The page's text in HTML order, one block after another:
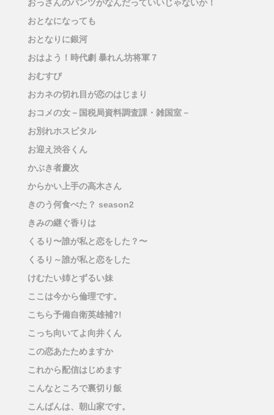
おっさんのパンツがなんだっていいじゃないか！
おとなになっても
おとなりに銀河
おはよう！時代劇 暴れん坊将軍７
おむすび
おカネの切れ目が恋のはじまり
おコメの女－国税局資料調査課・雑国室－
お別れホスピタル
お迎え渋谷くん
かぶき者慶次
からかい上手の高木さん
きのう何食べた？ season2
きみの継ぐ香りは
くるり〜誰が私と恋をした？〜
くるり～誰が私と恋をした
けむたい姉とずるい妹
ここは今から倫理です。
こちら予備自衛英雄補?!
こっち向いてよ向井くん
この恋あたためますか
これから配信はじめます
こんなところで裏切り飯
こんばんは、朝山家です。